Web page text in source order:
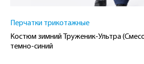
Перчатки трикотажные
Костюм зимний Труженик-Ультра
темно-синий